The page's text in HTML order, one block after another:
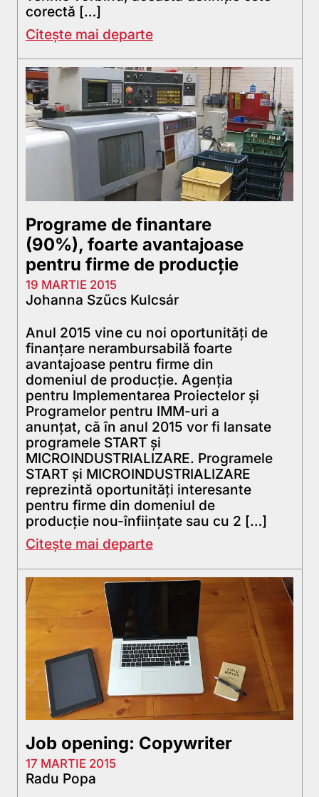
corectă […]
Citește mai departe
Programe de finantare
(90%), foarte avantajoase
pentru firme de producție
19 MARTIE 2015
Johanna Szűcs Kulcsár
Anul 2015 vine cu noi oportunități de
finanțare nerambursabilă foarte
avantajoase pentru firme din
domeniul de producție. Agenția
pentru Implementarea Proiectelor și
Programelor pentru IMM-uri a
anunțat, că în anul 2015 vor fi lansate
programele START și
MICROINDUSTRIALIZARE. Programele
START și MICROINDUSTRIALIZARE
reprezintă oportunități interesante
pentru firme din domeniul de
producție nou-înființate sau cu 2 […]
Citește mai departe
Job opening: Copywriter
17 MARTIE 2015
Radu Popa